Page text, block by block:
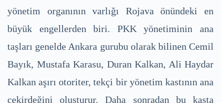
yönetim organının varlığı Rojava önündeki en
büyük engellerden biri. PKK yönetiminin ana
taşları genelde Ankara gurubu olarak bilinen Cemil
Bayık, Mustafa Karasu, Duran Kalkan, Ali Haydar
Kalkan aşırı otoriter, tekçi bir yönetim kastının ana
çekirdeğini oluşturur. Daha sonradan bu kasta